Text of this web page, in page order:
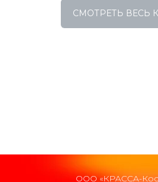
СМОТРЕТЬ ВЕСЬ
ООО «КРАССА-